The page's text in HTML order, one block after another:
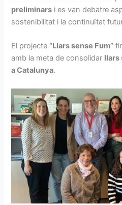
preliminars i es van debatre
sostenibilitat i la continuïtat
El projecte “Llars sense Fum”
amb la meta de consolidar llars
a Catalunya.